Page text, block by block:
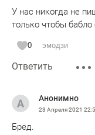
У нас никогда не
только чтобы бабло
0 эмодзи
Ответить
Анонимно
23 Апреля 2021
Бред.